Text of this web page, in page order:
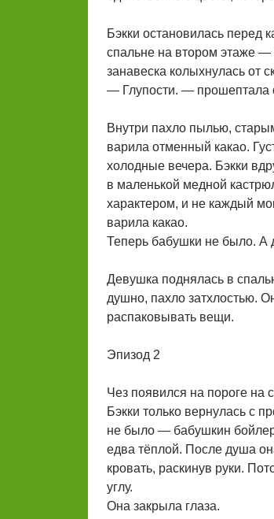
Бэкки остановилась перед
спальне на втором этаже —
занавеска колыхнулась от
— Глупости. — прошептала
Внутри пахло пылью,
варила отменный какао.
холодные вечера. Бэкки
в маленькой медной
характером, и не каждый
варила какао.
Теперь бабушки не было. А
Девушка поднялась в
душно, пахло затхлостью.
распаковывать вещи.
Эпизод 2
Чез появился на пороге на
Бэкки только вернулась с
не было — бабушкин
едва тёплой. После душа
кровать, раскинув руки.
углу.
Она закрыла глаза.